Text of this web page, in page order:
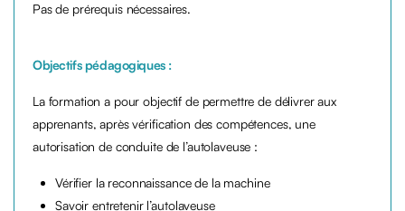
Pas de prérequis nécessaires.
Objectifs pédagogiques :
La formation a pour objectif de permettre de délivrer aux
apprenants, après vérification des compétences, une
autorisation de conduite de l’autolaveuse :
Vérifier la reconnaissance de la machine
Savoir entretenir l’autolaveuse